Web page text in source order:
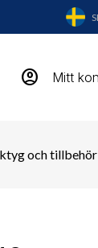
account_circle Mitt
och tillbehör